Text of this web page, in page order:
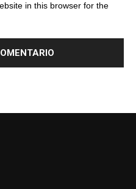
in this browser for the